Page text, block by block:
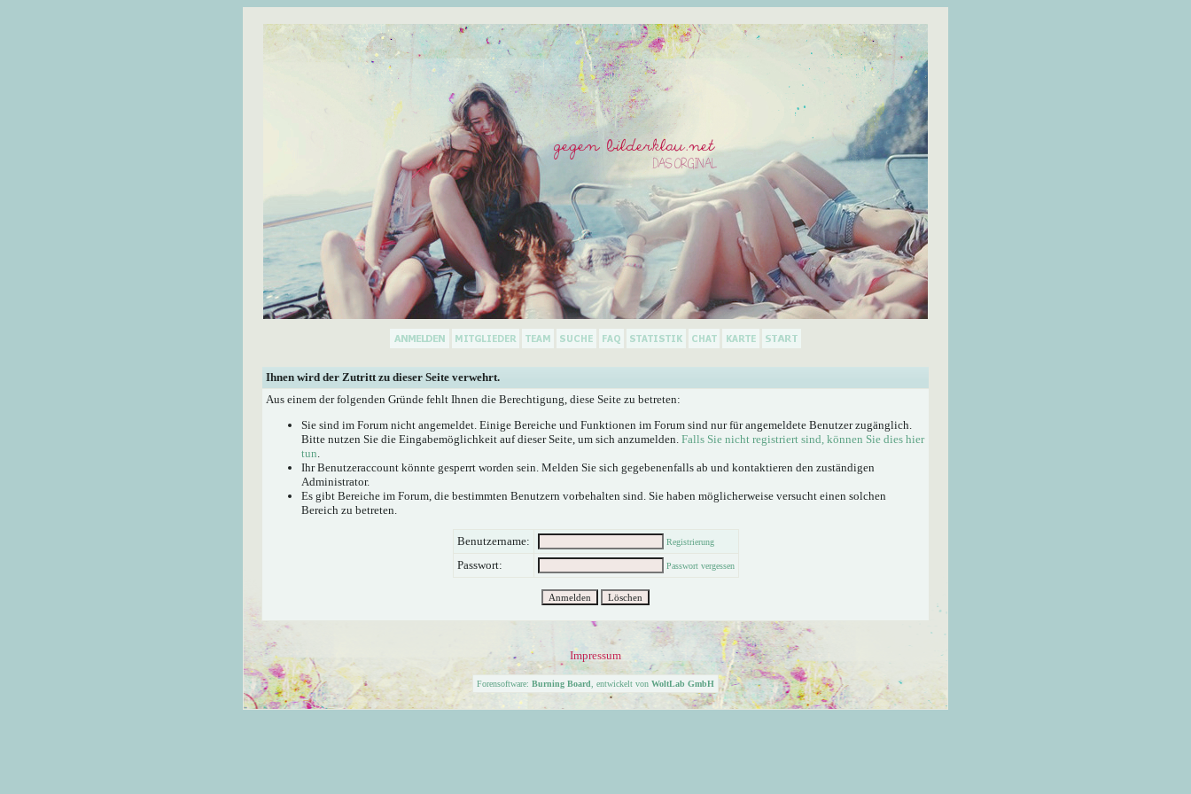
Ihnen wird der Zutritt zu dieser Seite verwehrt.
Aus einem der folgenden Gründe fehlt Ihnen die Berechtigung, diese Seite zu betreten:
Sie sind im Forum nicht angemeldet. Einige Bereiche und Funktionen im Forum sind nur für angemeldete Benutzer zugänglich.
Bitte nutzen Sie die Eingabemöglichkeit auf dieser Seite, um sich anzumelden. Falls Sie nicht registriert sind, können Sie dies hier
tun.
Ihr Benutzeraccount könnte gesperrt worden sein. Melden Sie sich gegebenenfalls ab und kontaktieren den zuständigen
Administrator.
Es gibt Bereiche im Forum, die bestimmten Benutzern vorbehalten sind. Sie haben möglicherweise versucht einen solchen
Bereich zu betreten.
Benutzername: Registrierung
Passwort: Passwort vergessen
Impressum
Forensoftware: Burning Board , entwickelt von WoltLab GmbH